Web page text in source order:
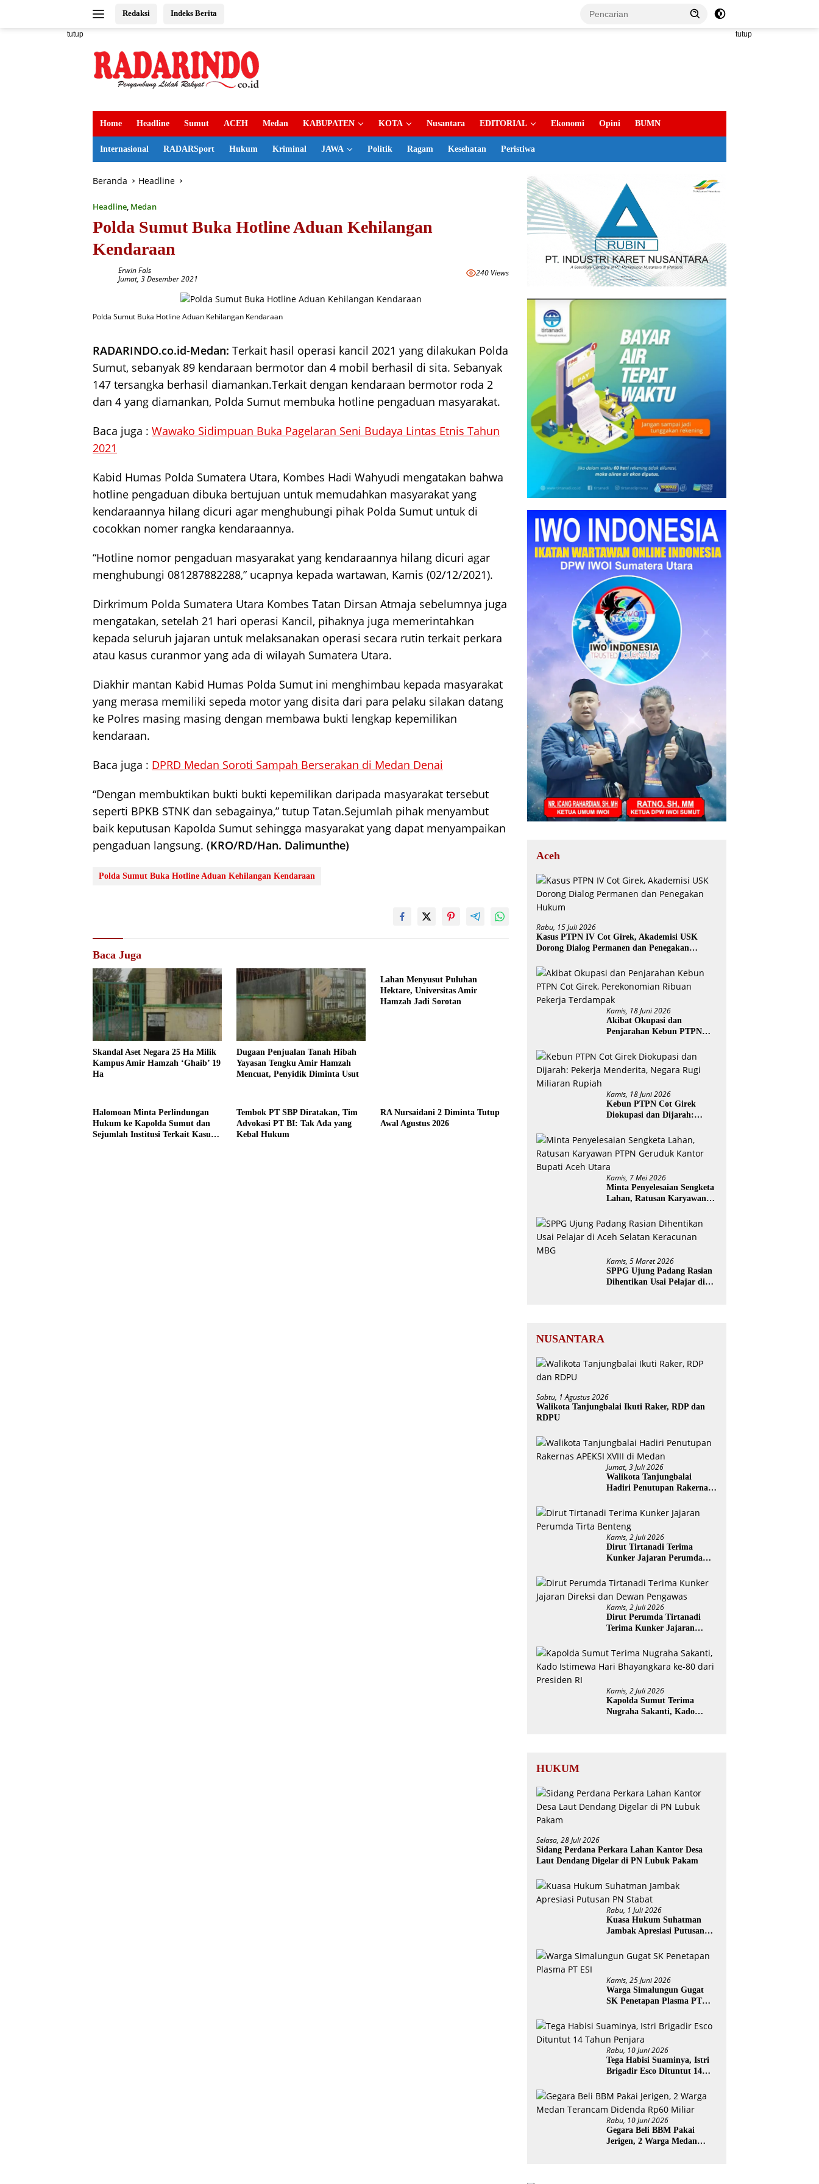
Redaksi Indeks Berita
tutup tutup
Home Headline Sumut ACEH Medan KABUPATEN KOTA Nusantara EDITORIAL Ekonomi Opini BUMN
Internasional RADARSport Hukum Kriminal JAWA Politik Ragam Kesehatan Peristiwa
Beranda Headline
Headline, Medan
Polda Sumut Buka Hotline Aduan Kehilangan
Kendaraan
Erwin Fals
Jumat, 3 Desember 2021
240 Views
Polda Sumut Buka Hotline Aduan Kehilangan Kendaraan
RADARINDO.co.id-Medan: Terkait hasil operasi kancil 2021 yang dilakukan Polda
Sumut, sebanyak 89 kendaraan bermotor dan 4 mobil berhasil di sita. Sebanyak
147 tersangka berhasil diamankan.Terkait dengan kendaraan bermotor roda 2
dan 4 yang diamankan, Polda Sumut membuka hotline pengaduan masyarakat.
Baca juga : Wawako Sidimpuan Buka Pagelaran Seni Budaya Lintas Etnis Tahun
2021
Kabid Humas Polda Sumatera Utara, Kombes Hadi Wahyudi mengatakan bahwa
hotline pengaduan dibuka bertujuan untuk memudahkan masyarakat yang
kendaraannya hilang dicuri agar menghubungi pihak Polda Sumut untuk di
cocokkan nomer rangka kendaraannya.
“Hotline nomor pengaduan masyarakat yang kendaraannya hilang dicuri agar
menghubungi 081287882288,” ucapnya kepada wartawan, Kamis (02/12/2021).
Dirkrimum Polda Sumatera Utara Kombes Tatan Dirsan Atmaja sebelumnya juga
mengatakan, setelah 21 hari operasi Kancil, pihaknya juga memerintahkan
kepada seluruh jajaran untuk melaksanakan operasi secara rutin terkait perkara
atau kasus curanmor yang ada di wilayah Sumatera Utara.
Diakhir mantan Kabid Humas Polda Sumut ini menghimbau kepada masyarakat
yang merasa memiliki sepeda motor yang disita dari para pelaku silakan datang
ke Polres masing masing dengan membawa bukti lengkap kepemilikan
kendaraan.
Baca juga : DPRD Medan Soroti Sampah Berserakan di Medan Denai
“Dengan membuktikan bukti bukti kepemilikan daripada masyarakat tersebut
seperti BPKB STNK dan sebagainya,” tutup Tatan.Sejumlah pihak menyambut
baik keputusan Kapolda Sumut sehingga masyarakat yang dapat menyampaikan
pengaduan langsung. (KRO/RD/Han. Dalimunthe)
Polda Sumut Buka Hotline Aduan Kehilangan Kendaraan
Baca Juga
Skandal Aset Negara 25 Ha Milik
Kampus Amir Hamzah ‘Ghaib’ 19
Ha
Dugaan Penjualan Tanah Hibah
Yayasan Tengku Amir Hamzah
Mencuat, Penyidik Diminta Usut
Lahan Menyusut Puluhan
Hektare, Universitas Amir
Hamzah Jadi Sorotan
Halomoan Minta Perlindungan
Hukum ke Kapolda Sumut dan
Sejumlah Institusi Terkait Kasus
Tembok PT SBP Diratakan, Tim
Advokasi PT BI: Tak Ada yang
Kebal Hukum
RA Nursaidani 2 Diminta Tutup
Awal Agustus 2026
Aceh
Rabu, 15 Juli 2026
Kasus PTPN IV Cot Girek, Akademisi USK
Dorong Dialog Permanen dan Penegakan
Kamis, 18 Juni 2026
Akibat Okupasi dan
Penjarahan Kebun PTPN
Ribuan Pekerja Terdampak
Kamis, 18 Juni 2026
Kebun PTPN Cot Girek
Diokupasi dan Dijarah:
Rugi Miliaran Rupiah
Kamis, 7 Mei 2026
Minta Penyelesaian Sengketa
Lahan, Ratusan Karyawan
Bupati Aceh Utara
Kamis, 5 Maret 2026
SPPG Ujung Padang Rasian
Dihentikan Usai Pelajar di
NUSANTARA
Sabtu, 1 Agustus 2026
Walikota Tanjungbalai Ikuti Raker, RDP dan
RDPU
Jumat, 3 Juli 2026
Walikota Tanjungbalai
Hadiri Penutupan Rakernas
Kamis, 2 Juli 2026
Dirut Tirtanadi Terima
Kunker Jajaran Perumda
Kamis, 2 Juli 2026
Dirut Perumda Tirtanadi
Terima Kunker Jajaran
Kamis, 2 Juli 2026
Kapolda Sumut Terima
Nugraha Sakanti, Kado
HUKUM
Selasa, 28 Juli 2026
Sidang Perdana Perkara Lahan Kantor Desa
Laut Dendang Digelar di PN Lubuk Pakam
Rabu, 1 Juli 2026
Kuasa Hukum Suhatman
Jambak Apresiasi Putusan
Kamis, 25 Juni 2026
Warga Simalungun Gugat
SK Penetapan Plasma PT
Rabu, 10 Juni 2026
Tega Habisi Suaminya, Istri
Brigadir Esco Dituntut 14
Rabu, 10 Juni 2026
Gegara Beli BBM Pakai
Jerigen, 2 Warga Medan